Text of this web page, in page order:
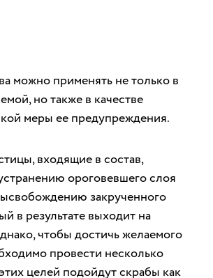
можно применять не только в
но также в качестве
меры ее предупреждения.
входящие в состав,
ороговевшего слоя
закрученного
в результате выходит на
чтобы достичь желаемого
провести несколько
целей подойдут скрабы как